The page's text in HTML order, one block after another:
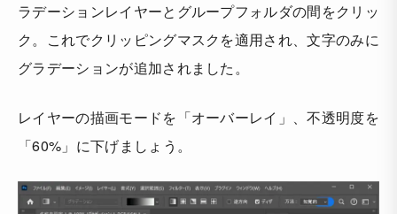
ラデーションレイヤーとグループフォルダの間をクリッ
ク。これでクリッピングマスクを適用され、文字のみに
グラデーションが追加されました。
レイヤーの描画モードを「オーバーレイ」、不透明度を
「60%」に下げましょう。